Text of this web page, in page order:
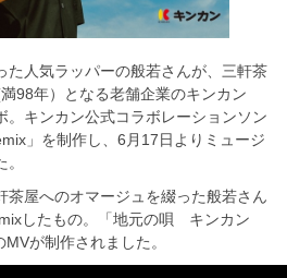
た人気ラッパーの般若さんが、三軒茶
98年）となる老舗企業のキンカン
。キンカン公式コラボレーションソン
」を制作し、6月17日よりミュージ
茶屋へのオマージュを綴った般若さん
したもの。「地元の唄 キンカン
が制作されました。